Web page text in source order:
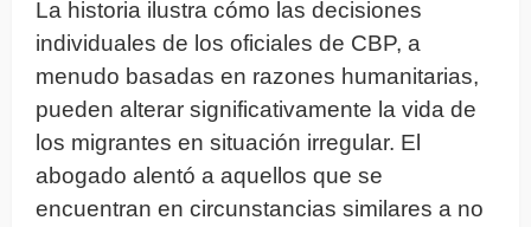
La historia ilustra cómo las decisiones
individuales de los oficiales de CBP, a
menudo basadas en razones humanitarias,
pueden alterar significativamente la vida de
los migrantes en situación irregular. El
abogado alentó a aquellos que se
encuentran en circunstancias similares a no